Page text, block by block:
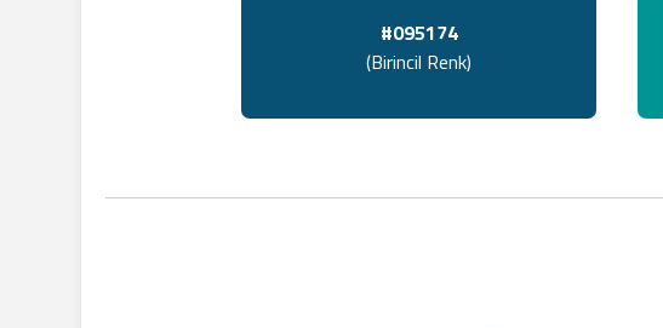
#095174
(Birincil Renk)